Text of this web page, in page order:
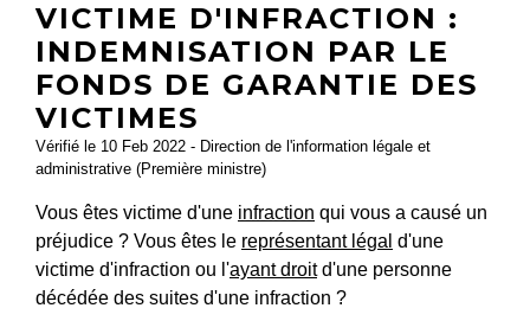
VICTIME D'INFRACTION :
INDEMNISATION PAR LE
FONDS DE GARANTIE DES
VICTIMES
Vérifié le 10 Feb 2022 - Direction de l'information légale et
administrative (Première ministre)
Vous êtes victime d'une infraction qui vous a causé un
préjudice ? Vous êtes le représentant légal d'une
victime d'infraction ou l'ayant droitd'une personne
décédée des suites d'une infraction ?